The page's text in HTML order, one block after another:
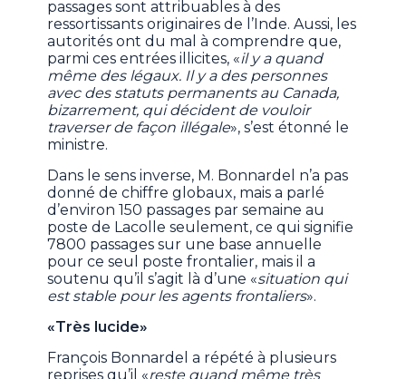
passages sont attribuables à des
ressortissants originaires de l’Inde. Aussi, les
autorités ont du mal à comprendre que,
parmi ces entrées illicites, «il y a quand
même des légaux. Il y a des personnes
avec des statuts permanents au Canada,
bizarrement, qui décident de vouloir
traverser de façon illégale», s’est étonné le
ministre.
Dans le sens inverse, M. Bonnardel n’a pas
donné de chiffre globaux, mais a parlé
d’environ 150 passages par semaine au
poste de Lacolle seulement, ce qui signifie
7800 passages sur une base annuelle
pour ce seul poste frontalier, mais il a
soutenu qu’il s’agit là d’une «situation qui
est stable pour les agents frontaliers».
«Très lucide»
François Bonnardel a répété à plusieurs
reprises qu’il «reste quand même très